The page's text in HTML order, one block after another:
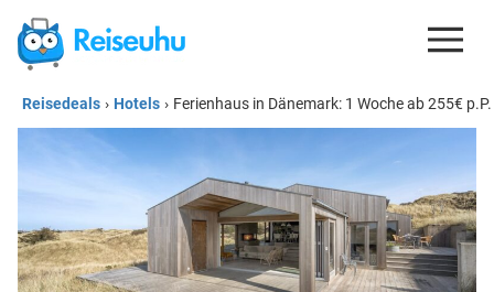
REISEDEALS
GUTSCHEINE
KREDITKARTEN
ESIM
Reisedeals › Hotels › Ferienhaus in Dänemark: 1 Woche ab 255€